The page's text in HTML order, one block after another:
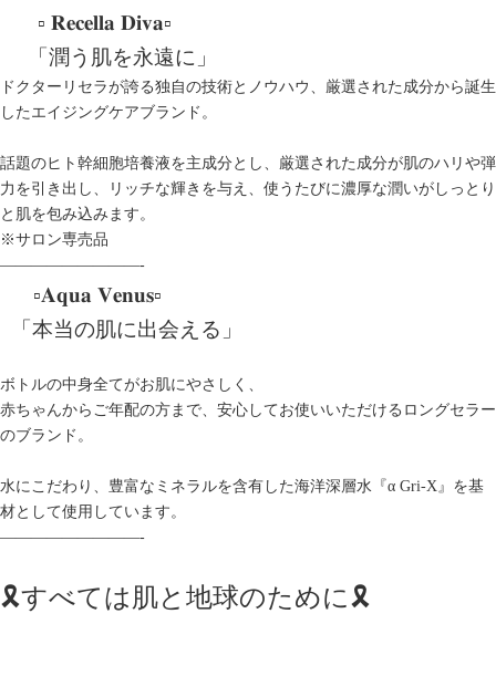
▫️ 𝐑𝐞𝐜𝐞𝐥𝐥𝐚 𝐃𝐢𝐯𝐚▫️
「潤う肌を永遠に」
ドクターリセラが誇る独自の技術とノウハウ、厳選された成分から誕生
したエイジングケアブランド。
話題のヒト幹細胞培養液を主成分とし、厳選された成分が肌のハリや弾
力を引き出し、リッチな輝きを与え、使うたびに濃厚な潤いがしっとり
と肌を包み込みます。
※サロン専売品
—————————-
▫️𝐀𝐪𝐮𝐚 𝐕𝐞𝐧𝐮𝐬▫️
「本当の肌に出会える」
ボトルの中身全てがお肌にやさしく、
赤ちゃんからご年配の方まで、安心してお使いいただけるロングセラー
のブランド。
水にこだわり、豊富なミネラルを含有した海洋深層水『α Gri-X』を基
材として使用しています。
—————————-
🎗すべては肌と地球のために🎗